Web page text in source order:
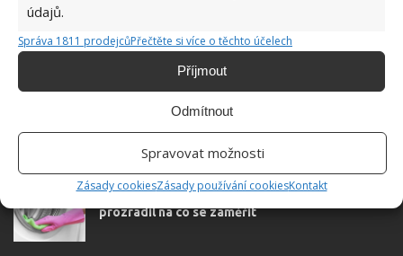
údajů.
Správa 1811 prodejcůPřečtěte si více o těchto účelech
Příjmout
Odmítnout
Spravovat možnosti
Zásady cookiesZásady používání cookiesKontakt
SOUVISEJÍCÍ ČLÁNKY
Pravidelné čištění pračky je nutnost. Instalatér
prozradil na co se zaměřit